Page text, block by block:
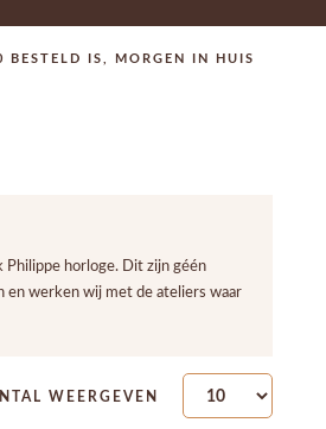
BESTELD IS, MORGEN IN HUIS
Philippe horloge. Dit zijn géén
en werken wij met de ateliers waar
WEERGEVEN